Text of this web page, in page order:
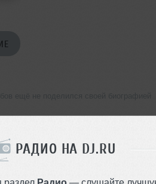
РАДИО НА DJ.RU
раздел Радио — слушайте